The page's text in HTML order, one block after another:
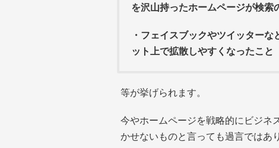
を沢山持ったホームページが検索
・フェイスブックやツイッター
ット上で拡散しやすくなったこと
等が挙げられます。
今やホームページを戦略的にビジネ
かせないものと言っても過言ではあ